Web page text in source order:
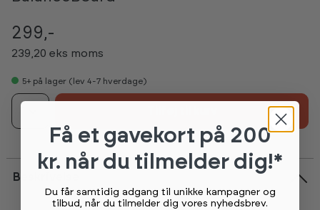
299,-
239,20 eks moms
5+ på lager (lev 4-7 hverdage)
Beskrivelse
Få et gavekort på 200
kr. når du tilmelder dig!*
Du får samtidig adgang til unikke kampagner og
tilbud, når du tilmelder dig vores nyhedsbrev.